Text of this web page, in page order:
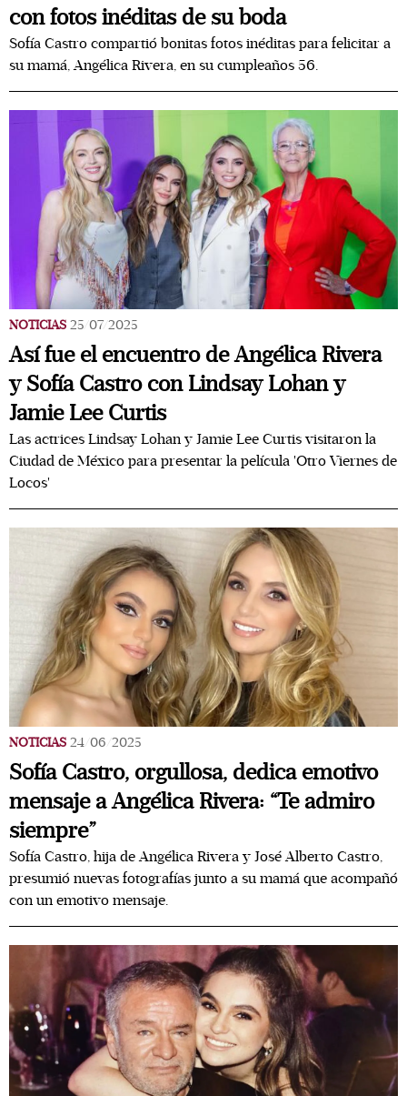
con fotos inéditas de su boda
Sofía Castro compartió bonitas fotos inéditas para felicitar a
su mamá, Angélica Rivera, en su cumpleaños 56.
NOTICIAS 25/07/2025
Así fue el encuentro de Angélica Rivera
y Sofía Castro con Lindsay Lohan y
Jamie Lee Curtis
Las actrices Lindsay Lohan y Jamie Lee Curtis visitaron la
Ciudad de México para presentar la película 'Otro Viernes de
Locos'
NOTICIAS 24/06/2025
Sofía Castro, orgullosa, dedica emotivo
mensaje a Angélica Rivera: “Te admiro
siempre”
Sofía Castro, hija de Angélica Rivera y José Alberto Castro,
presumió nuevas fotografías junto a su mamá que acompañó
con un emotivo mensaje.